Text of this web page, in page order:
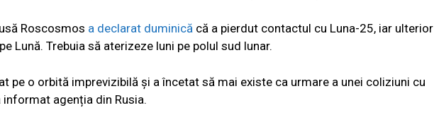
Roscosmos a declarat duminică că a pierdut contactul cu Luna-25, iar ulterior
Lună. Trebuia să aterizeze luni pe polul sud lunar.
pe o orbită imprevizibilă și a încetat să mai existe ca urmare a unei coliziuni cu
informat agenția din Rusia.